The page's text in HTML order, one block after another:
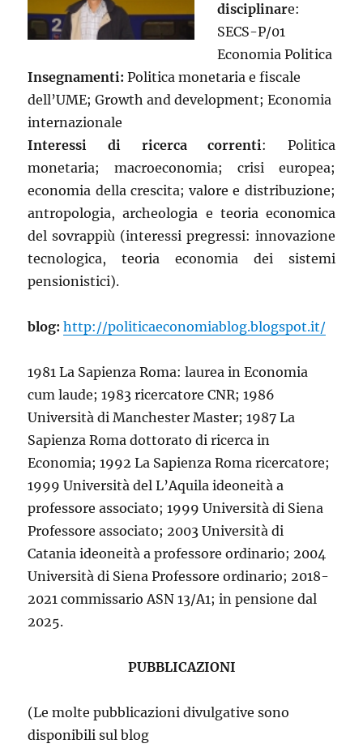
disciplinare:
SECS-P/01
Economia Politica
Insegnamenti: Politica monetaria e fiscale
dell’UME; Growth and development; Economia
internazionale
Interessi di ricerca correnti: Politica
monetaria; macroeconomia; crisi europea;
economia della crescita; valore e distribuzione;
antropologia, archeologia e teoria economica
del sovrappiù (interessi pregressi: innovazione
tecnologica, teoria economia dei sistemi
pensionistici).
blog: http://politicaeconomiablog.blogspot.it/
1981 La Sapienza Roma: laurea in Economia
cum laude; 1983 ricercatore CNR; 1986
Università di Manchester Master; 1987 La
Sapienza Roma dottorato di ricerca in
Economia; 1992 La Sapienza Roma ricercatore;
1999 Università del L’Aquila ideoneità a
professore associato; 1999 Università di Siena
Professore associato; 2003 Università di
Catania ideoneità a professore ordinario; 2004
Università di Siena Professore ordinario; 2018-
2021 commissario ASN 13/A1; in pensione dal
2025.
PUBBLICAZIONI
(Le molte pubblicazioni divulgative sono
disponibili sul blog